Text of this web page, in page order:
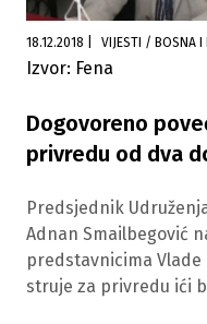
18.12.2018 VIJESTI /
Izvor: Fena
Dogovoreno
privredu od dva
Predsjednik
Adnan Smailbegović
predstavnicima Vlade
struje za privredu ići